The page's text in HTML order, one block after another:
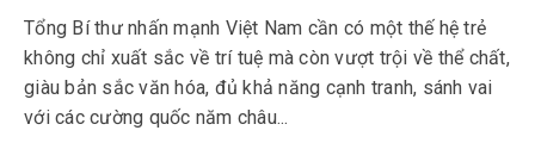
Tổng Bí thư nhấn mạnh Việt Nam cần có một thế hệ trẻ
không chỉ xuất sắc về trí tuệ mà còn vượt trội về thể chất,
giàu bản sắc văn hóa, đủ khả năng cạnh tranh, sánh vai
với các cường quốc năm châu...